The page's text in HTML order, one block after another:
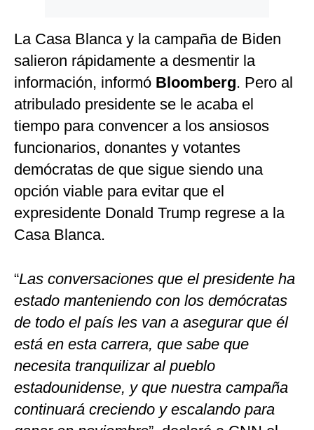
La Casa Blanca y la campaña de Biden
salieron rápidamente a desmentir la
información, informó Bloomberg. Pero al
atribulado presidente se le acaba el
tiempo para convencer a los ansiosos
funcionarios, donantes y votantes
demócratas de que sigue siendo una
opción viable para evitar que el
expresidente Donald Trump regrese a la
Casa Blanca.
“Las conversaciones que el presidente ha
estado manteniendo con los demócratas
de todo el país les van a asegurar que él
está en esta carrera, que sabe que
necesita tranquilizar al pueblo
estadounidense, y que nuestra campaña
continuará creciendo y escalando para